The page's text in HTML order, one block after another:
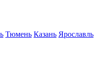
Тюмень Казань Ярославль